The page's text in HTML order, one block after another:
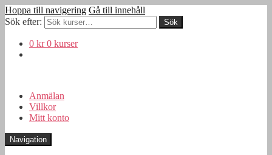
Hoppa till navigering Gå till innehåll
Sök efter:
0 kr 0 kurser
Anmälan
Villkor
Mitt konto
Navigation